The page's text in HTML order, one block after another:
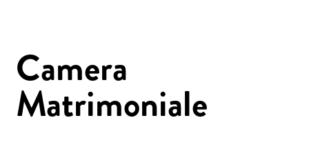
Camera
Matrimoniale